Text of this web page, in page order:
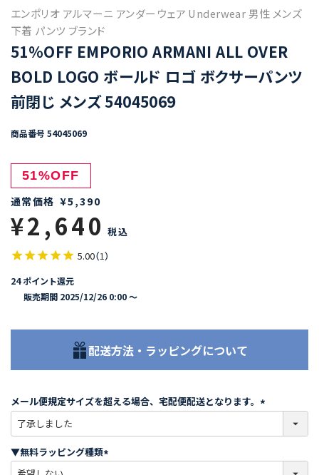
エンポリオ アルマーニ アンダーウェア Underwear 男性 メンズ
下着 パンツ ブランド
51%OFF EMPORIO ARMANI ALL OVER
BOLD LOGO ボールド ロゴ ボクサーパンツ
前閉じ メンズ 54045069
商品番号 54045069
51%OFF
通常価格 ¥5,390
¥2,640 税込
5.00（1）
24 ポイント還元
販売期間 2025/12/26 0:00〜
配送方法・ラッピングについて
メール便規定サイズを超える場合、宅配便配送となります。
必
)
▼無料ラッピング種類